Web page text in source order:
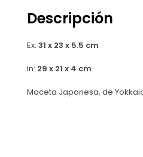
Descripción
Ex: 31 x 23 x 5.5 cm
In: 29 x 21 x 4 cm
Maceta Japonesa, de